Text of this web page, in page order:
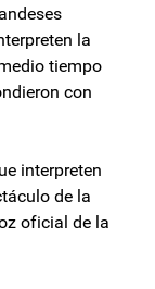
la
tiempo
con
interpreten
de la
oficial de la